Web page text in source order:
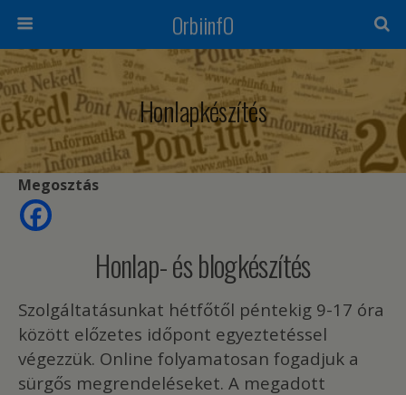
OrbiinfO
Honlapkészítés
Megosztás
Honlap- és blogkészítés
Szolgáltatásunkat hétfőtől péntekig 9-17 óra
között előzetes időpont egyeztetéssel
végezzük. Online folyamatosan fogadjuk a
sürgős megrendeléseket. A megadott